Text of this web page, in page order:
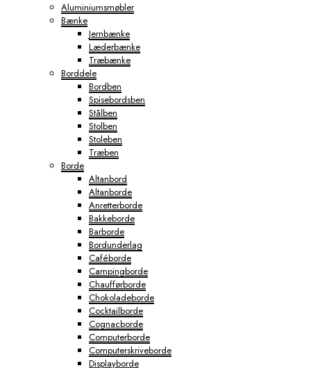
Aluminiumsmøbler
Bænke
Jernbænke
Læderbænke
Træbænke
Borddele
Bordben
Spisebordsben
Stålben
Stolben
Stoleben
Træben
Borde
Altanbord
Altanborde
Anretterborde
Bakkeborde
Barborde
Bordunderlag
Caféborde
Campingborde
Chaufførborde
Chokoladeborde
Cocktailborde
Cognacborde
Computerborde
Computerskriveborde
Displayborde